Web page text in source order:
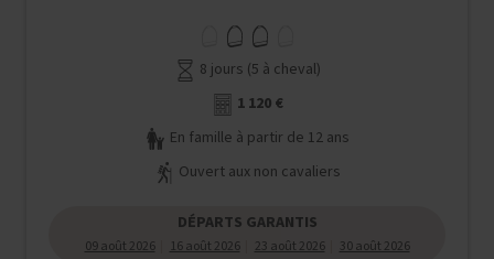
8 jours (5 à cheval)
1 120 €
En famille à partir de 12 ans
Ouvert aux non cavaliers
DÉPARTS GARANTIS
09 août 2026 16 août 2026 23 août 2026 30 août 2026